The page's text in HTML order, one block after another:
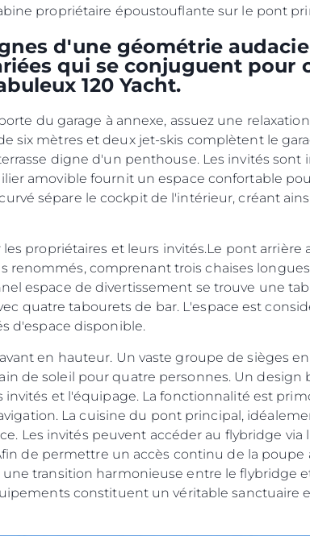
propriétaire époustouflante sur le pont
d'une géométrie
qui se conjuguent pour
120 Yacht.
du garage à annexe, assuez une
six mètres et deux jet-skis complètent le
digne d'un penthouse. Les invités
amovible fournit un espace confortable
sépare le cockpit de l'intérieur, créant
propriétaires et leurs invités.Le pont arrière
comprenant trois chaises
espace de divertissement se trouve une
quatre tabourets de bar. L'espace est
d'espace disponible.
en hauteur. Un vaste groupe de sièges
de soleil pour quatre personnes. Un design
et l'équipage. La fonctionnalité est
La cuisine du pont principal,
Les invités peuvent accéder au flybridge via
de permettre un accès continu de la poupe
transition harmonieuse entre le flybridge
constituent un véritable sanctuaire